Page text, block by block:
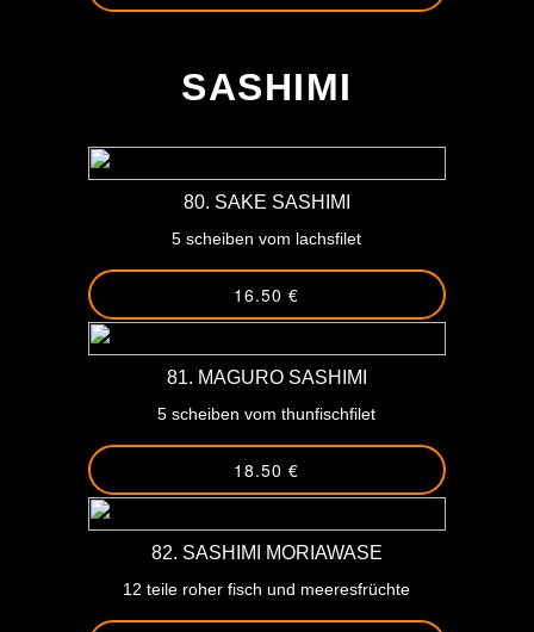
SASHIMI
80. SAKE SASHIMI
5 scheiben vom lachsfilet
16.50 €
81. MAGURO SASHIMI
5 scheiben vom thunfischfilet
18.50 €
82. SASHIMI MORIAWASE
12 teile roher fisch und meeresfrüchte